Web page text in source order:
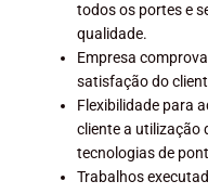
todos os portes e
qualidade.
Empresa
satisfação do
Flexibilidade para
cliente a utilização
tecnologias de
Trabalhos